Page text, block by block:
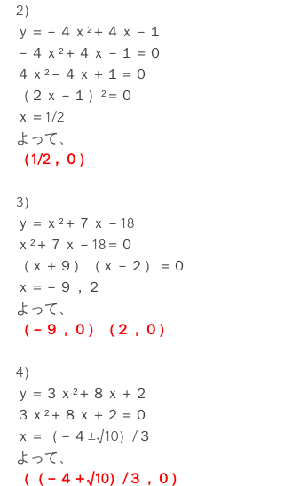
2）
ｙ＝－４ｘ²＋４ｘ－１
－４ｘ²＋４ｘ－１＝０
４ｘ²－４ｘ＋１＝０
（２ｘ－１）²＝０
ｘ＝1/2
よって、
（1/2，０）
3）
ｙ＝ｘ²＋７ｘ－18
ｘ²＋７ｘ－18＝０
（ｘ＋９）（ｘ－２）＝０
ｘ＝－９，２
よって、
（－９，０）（２，０）
4）
ｙ＝３ｘ²＋８ｘ＋２
３ｘ²＋８ｘ＋２＝０
ｘ＝（－４±√10）/３
よって、
（（－４＋√10）/３，０）